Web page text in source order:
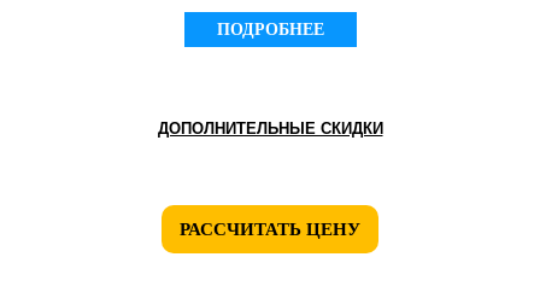
ПОДРОБНЕЕ
ДОПОЛНИТЕЛЬНЫЕ СКИДКИ
РАССЧИТАТЬ ЦЕНУ